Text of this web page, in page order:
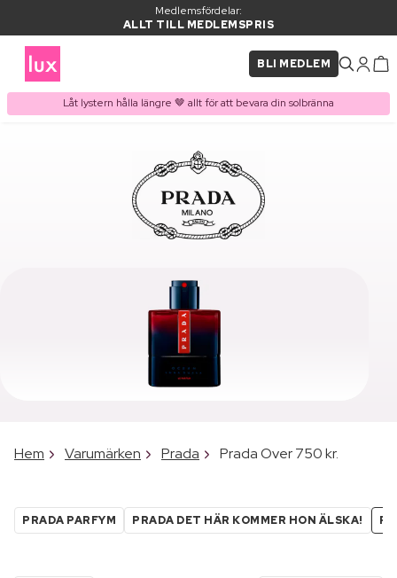
Medlemsfördelar:
ALLT TILL MEDLEMSPRIS
BLI MEDLEM
Låt lystern hålla längre 🤎 allt för att bevara din solbränna
Hem Varumärken Prada Prada Over 750 kr.
PRADA PARFYM PRADA DET HÄR KOMMER HON ÄLSKA!